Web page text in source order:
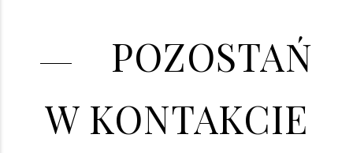
POZOSTAŃ
W KONTAKCIE